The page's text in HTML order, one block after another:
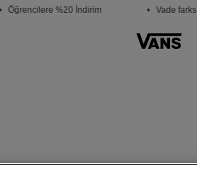
Öğrencilere %20 İndirim • Vade